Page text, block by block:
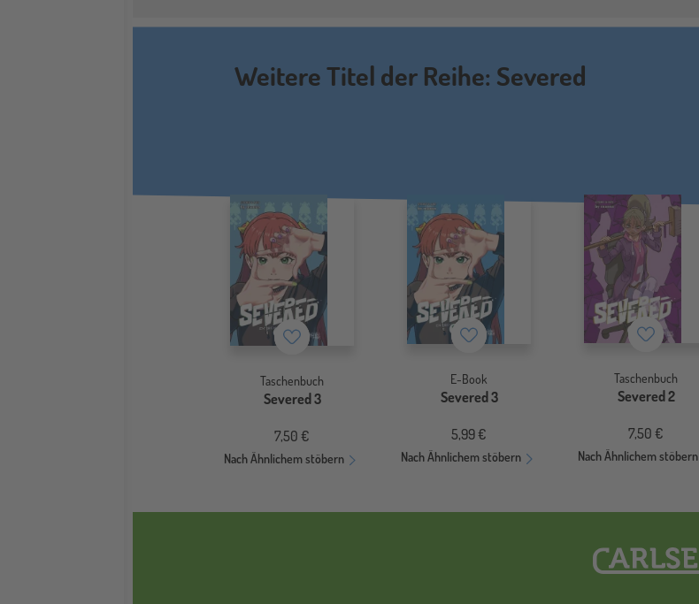
Weitere Titel der Reihe: Severed
Merkzettel
Taschenbuch
Severed 3
7,50 €
Nach Ähnlichem stöbern
Merkzettel
E-Book
Severed 3
5,99 €
Nach Ähnlichem stöbern
Merkzettel
Taschenbuch
Severed 2
7,50 €
Nach Ähnlichem stöbern